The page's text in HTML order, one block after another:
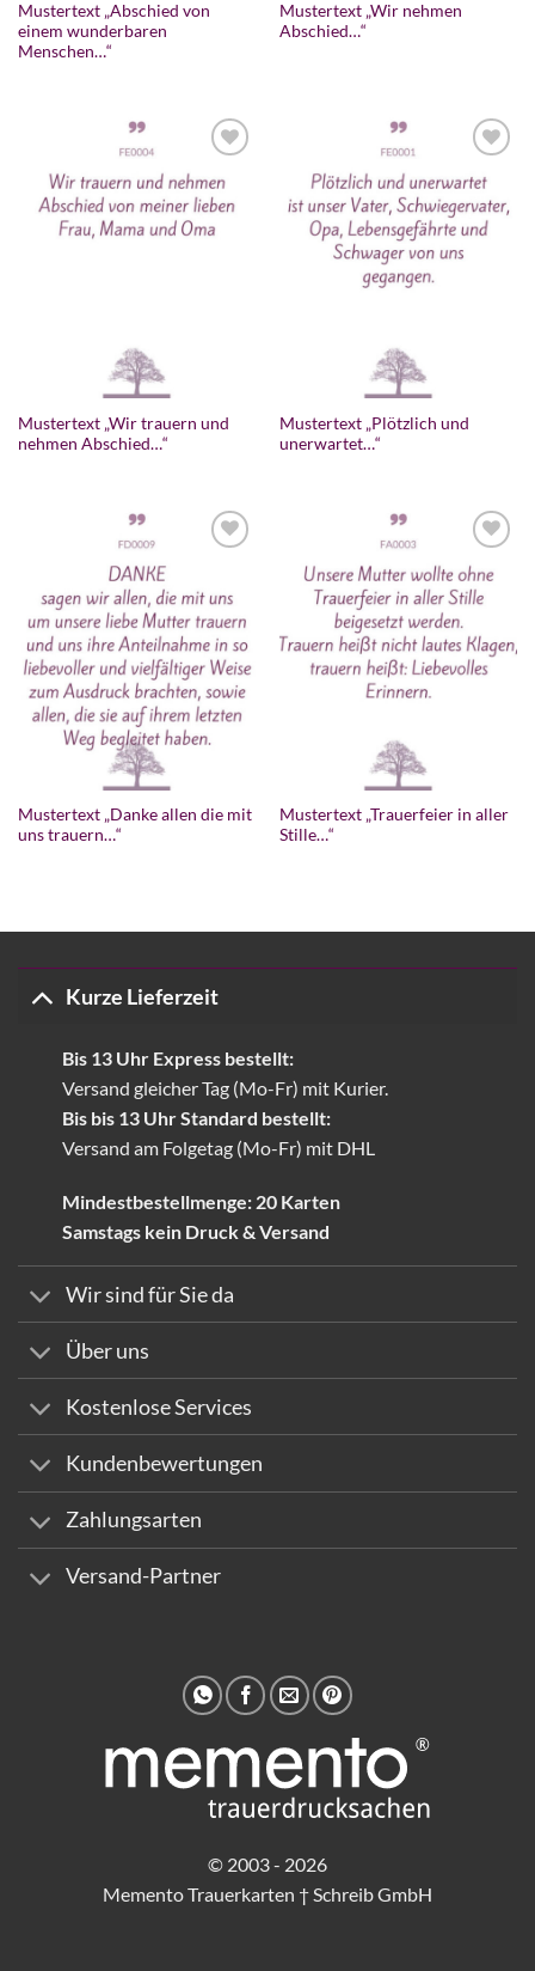
Mustertext „Abschied von
einem wunderbaren
Menschen…“
Mustertext „Wir nehmen
Abschied…“
Mustertext „Wir trauern und
nehmen Abschied…“
Mustertext „Plötzlich und
unerwartet…“
Mustertext „Danke allen die mit
uns trauern…“
Mustertext „Trauerfeier in aller
Stille…“
Kurze Lieferzeit
Bis 13 Uhr Express bestellt:
Versand gleicher Tag (Mo-Fr) mit Kurier.
Bis bis 13 Uhr Standard bestellt:
Versand am Folgetag (Mo-Fr) mit DHL
Mindestbestellmenge: 20 Karten
Samstags kein Druck & Versand
Wir sind für Sie da
Über uns
Kostenlose Services
Kundenbewertungen
Zahlungsarten
Versand-Partner
© 2003 - 2026
Memento Trauerkarten † Schreib GmbH